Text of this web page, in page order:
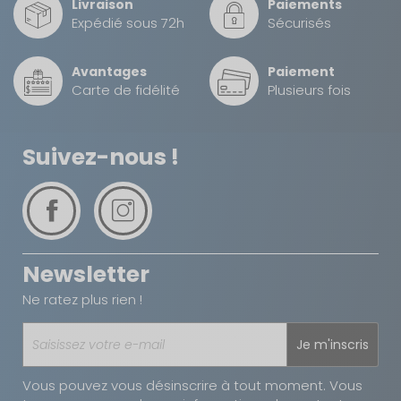
Avec sa couleur bleue et son design fonctionnel,
cette écuelle apporte une touche de praticité et
en étant adaptée au congélateur pour conserver
les aliments frais lors de vos déplacements ou en
Livraison
Expédié sous 72h
Paiements
Sécurisés
Avantages
Carte de fidélité
Paiement
Plusieurs fois
Suivez-nous !
Newsletter
Ne ratez plus rien !
Je m'inscris
Vous pouvez vous désinscrire à tout moment. Vous